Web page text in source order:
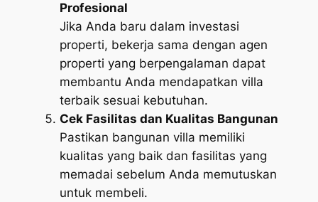
Profesional
Jika Anda baru dalam investasi
properti, bekerja sama dengan agen
properti yang berpengalaman dapat
membantu Anda mendapatkan villa
terbaik sesuai kebutuhan.
Cek Fasilitas dan Kualitas Bangunan
Pastikan bangunan villa memiliki
kualitas yang baik dan fasilitas yang
memadai sebelum Anda memutuskan
untuk membeli.